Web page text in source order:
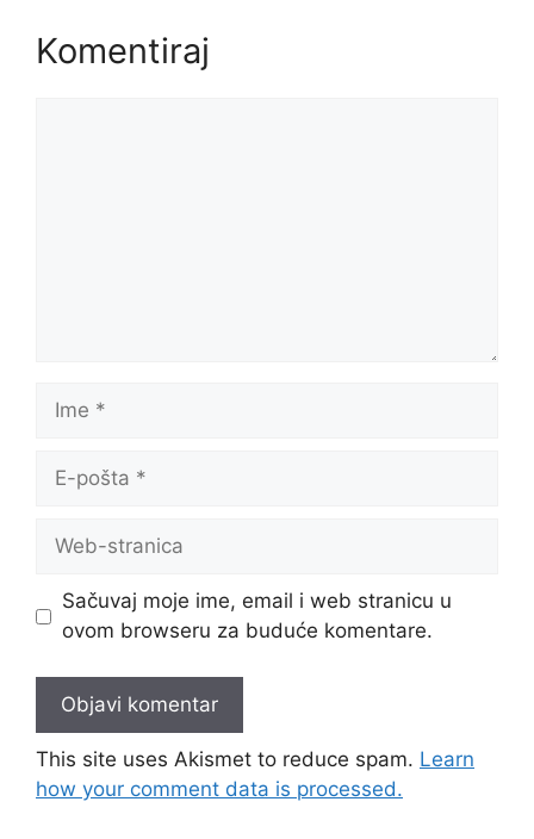
Komentiraj
Ime
pošta
Web-
Sačuvaj moje ime, email i web stranicu u
ovom browseru za buduće komentare.
This site uses Akismet to reduce spam. Learn
how your comment data is processed.